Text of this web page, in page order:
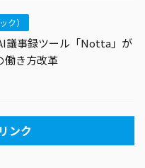
ク）
議事録ツール「Notta」が
働き方改革
ンク